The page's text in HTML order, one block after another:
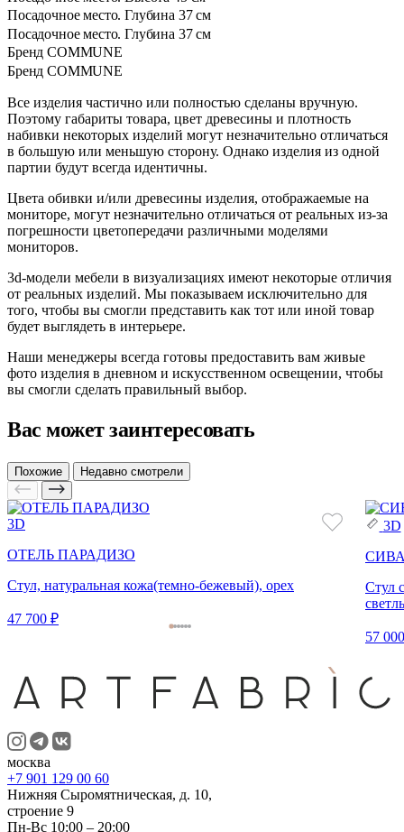
Посадочное место. Глубина 37 см
Посадочное место. Глубина 37 см
Бренд COMMUNE
Бренд COMMUNE
Все изделия частично или полностью сделаны вручную.
Поэтому габариты товара, цвет древесины и плотность
набивки некоторых изделий могут незначительно отличаться
в большую или меньшую сторону. Однако изделия из одной
партии будут всегда идентичны.
Цвета обивки и/или древесины изделия, отображаемые на
мониторе, могут незначительно отличаться от реальных из-за
погрешности цветопередачи различными моделями
мониторов.
3d-модели мебели в визуализациях имеют некоторые отличия
от реальных изделий. Мы показываем исключительно для
того, чтобы вы смогли представить как тот или иной товар
будет выглядеть в интерьере.
Наши менеджеры всегда готовы предоставить вам живые
фото изделия в дневном и искусственном освещении, чтобы
вы смогли сделать правильный выбор.
Вас может заинтересовать
Похожие Недавно смотрели
3D
ОТЕЛЬ ПАРАДИЗО
Стул, натуральная кожа(темно-бежевый), орех
47 700 ₽
3D
Стул
57
москва
+7 901 129 00 60
Нижняя Сыромятническая, д. 10,
строение 9
Пн-Вс 10:00 – 20:00